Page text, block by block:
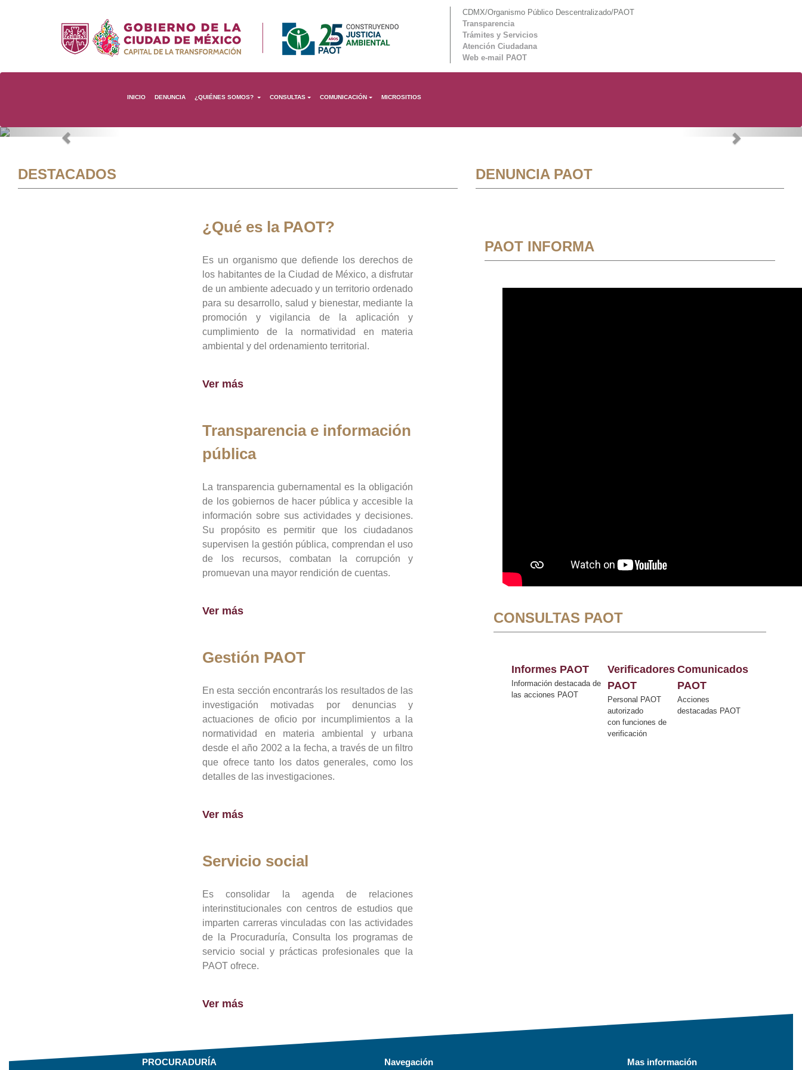
CDMX/Organismo Público Descentralizado/PAOT
Transparencia
Trámites y Servicios
Atención Ciudadana
Web e-mail PAOT
INICIO DENUNCIA ¿QUIÉNES SOMOS? CONSULTAS COMUNICACIÓN MICROSITIOS
Previous Next
DESTACADOS
¿Qué es la PAOT?
Es un organismo que defiende los derechos de
los habitantes de la Ciudad de México, a disfrutar
de un ambiente adecuado y un territorio ordenado
para su desarrollo, salud y bienestar, mediante la
promoción y vigilancia de la aplicación y
cumplimiento de la normatividad en materia
ambiental y del ordenamiento territorial.
Ver más
Transparencia e información
pública
La transparencia gubernamental es la obligación
de los gobiernos de hacer pública y accesible la
información sobre sus actividades y decisiones.
Su propósito es permitir que los ciudadanos
supervisen la gestión pública, comprendan el uso
de los recursos, combatan la corrupción y
promuevan una mayor rendición de cuentas.
Ver más
Gestión PAOT
En esta sección encontrarás los resultados de las
investigación motivadas por denuncias y
actuaciones de oficio por incumplimientos a la
normatividad en materia ambiental y urbana
desde el año 2002 a la fecha, a través de un filtro
que ofrece tanto los datos generales, como los
detalles de las investigaciones.
Ver más
Servicio social
Es consolidar la agenda de relaciones
interinstitucionales con centros de estudios que
imparten carreras vinculadas con las actividades
de la Procuraduría, Consulta los programas de
servicio social y prácticas profesionales que la
PAOT ofrece.
Ver más
DENUNCIA PAOT
PAOT INFORMA
CONSULTAS PAOT
Informes PAOT
Información destacada de
las acciones PAOT
Verificadores
PAOT
Personal PAOT
autorizado
con funciones de
verificación
Comunicados
PAOT
Acciones
destacadas PAOT
PROCURADURÍA Navegación Mas información